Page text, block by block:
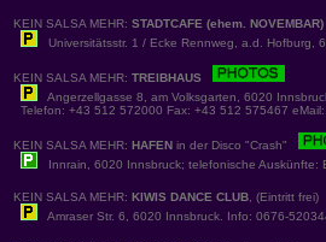
KEIN SALSA MEHR: STADTCAFE (ehem. NOVEMBAR)
Universitätsstr. 1 / Ecke Rennweg, a.d. Hofburg,
KEIN SALSA MEHR: TREIBHAUS
Angerzellgasse 8, am Volksgarten, 6020
Telefon: +43 512 572000 Fax: +43 512 575467
KEIN SALSA MEHR: HAFEN in der Disco "Crash"
Innrain, 6020 Innsbruck; telefonische Auskünfte:
KEIN SALSA MEHR: KIWIS DANCE CLUB, (Eintritt frei)
Amraser Str. 6, 6020 Innsbruck. Info: 0676-